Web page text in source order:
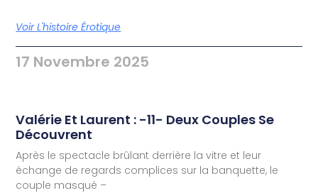
Voir L'histoire Érotique
17 Novembre 2025
Valérie Et Laurent : -11- Deux Couples Se
Découvrent
Après le spectacle brûlant derrière la vitre et leur
échange de regards complices sur la banquette, le
couple masqué –